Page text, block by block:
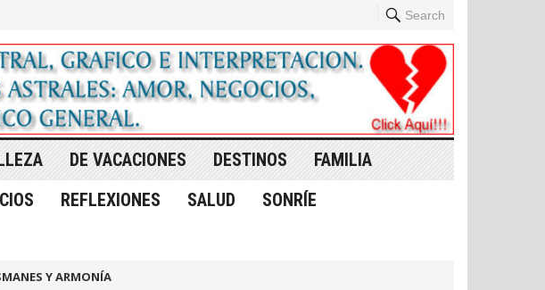
Search
DE VACACIONES DESTINOS
FAMILIA
REFLEXIONES SALUD
SONRÍE
Y ARMONÍA